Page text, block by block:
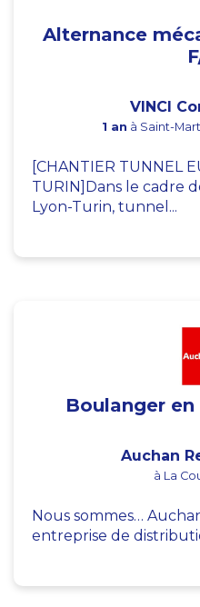
Alternance
VINCI
1 an à Saint-
[CHANTIER TUNNEL
TURIN]Dans le cadre
Lyon-Turin, tunnel...
Boulanger
Auchan
à La
Nous sommes…
entreprise de